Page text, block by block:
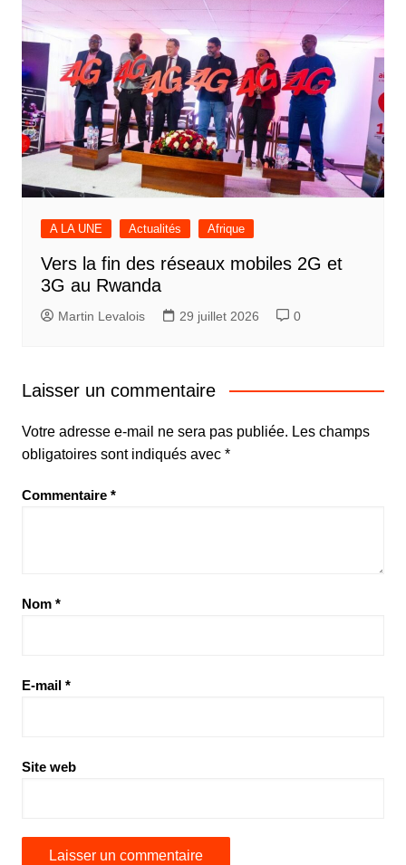
A LA UNE Actualités Afrique
Vers la fin des réseaux mobiles 2G et
3G au Rwanda
Martin Levalois 29 juillet 2026 0
Laisser un commentaire
Votre adresse e-mail ne sera pas publiée. Les champs
obligatoires sont indiqués avec *
Commentaire *
Nom *
E-mail *
Site web